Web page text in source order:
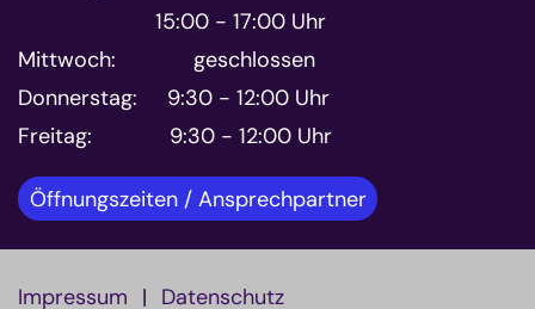
15:00 - 17:00 Uhr
Mittwoch: geschlossen
Donnerstag: 9:30 - 12:00 Uhr
Freitag: 9:30 - 12:00 Uhr
Öffnungszeiten / Ansprechpartner
Impressum Datenschutz